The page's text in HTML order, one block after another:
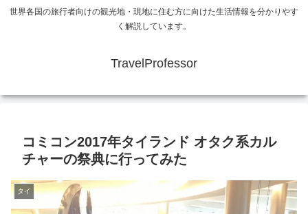
世界各国の旅行者向けの観光地・現地に住む方に向けた生活情報を分かりやす
く解説しています。
TravelProfessor
コミコン2017年タイランド オタク系カル
チャーの祭典に行ってみた
タイ